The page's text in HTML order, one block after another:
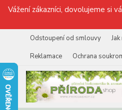
Vážení zákazníci, dovolujeme si
Odstoupení od smlouvy
Reklamace
Ochrana